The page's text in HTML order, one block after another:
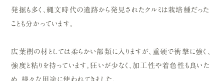
発掘も多く、縄文時代の遺跡から発見されたクルミは栽培種だった
ことも分かっています。
広葉樹の材としては柔らかい部類に入りますが、重硬で衝撃に強く、
強度と粘りを持っています。狂いが少なく、加工性や着色性も良いた
め、様々な用途に使われてきました。